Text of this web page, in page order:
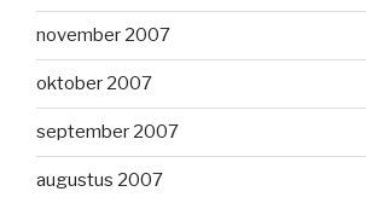
november 2007
oktober 2007
september 2007
augustus 2007